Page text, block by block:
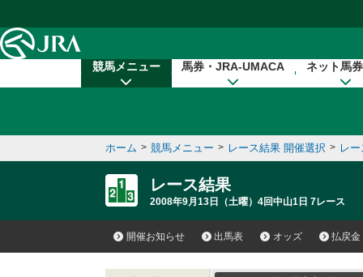
競馬メニュー 馬券・JRA-UMACA ネット馬
ホーム > 競馬メニュー > レース結果 開催選択 > レ
レース結果
2008年9月13日（土曜）4回中山1日 7レース
開催お知らせ 出馬表 オッズ 払戻金